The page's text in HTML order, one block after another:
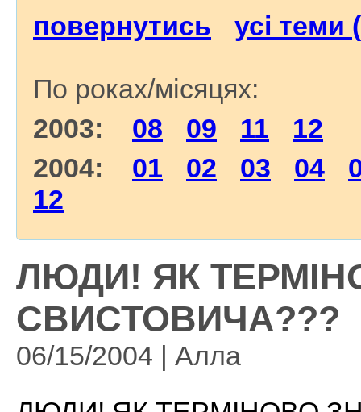
повернутись усі теми
По роках/місяцях:
2003: 08 09 11
12
2004: 01 02 03 04
12
ЛЮДИ! ЯК
СВИСТОВИЧА???
06/15/2004 | Алла